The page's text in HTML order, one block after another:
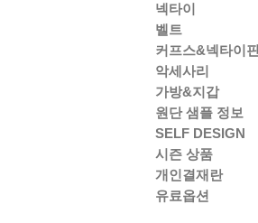
넥타이
벨트
커프스&넥타이핀
악세사리
가방&지갑
원단 샘플 정보
SELF DESIGN
시즌 상품
개인결재란
유료옵션